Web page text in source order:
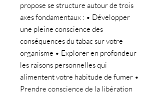
propose se structure autour de trois
axes fondamentaux : • Développer
une pleine conscience des
conséquences du tabac sur votre
organisme • Explorer en profondeur
les raisons personnelles qui
alimentent votre habitude de fumer •
Prendre conscience de la libération